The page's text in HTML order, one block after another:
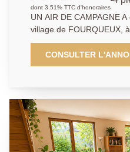
dont 3.51% TTC d'honoraires
UN AIR DE CAMPAGNE
village de FOURQUEUX,
primaire Charles Bouvard,
SAINT GERMAIN EN
première maison qui vous
grande terrasse et un
dépendance et d'un beau
pour évoluer sereinement
coup de coeur
CONSULTER